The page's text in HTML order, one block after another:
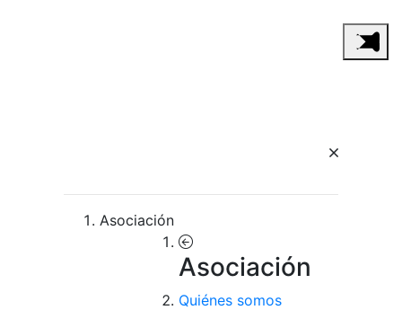
Asociación
Asociación
Quiénes somos